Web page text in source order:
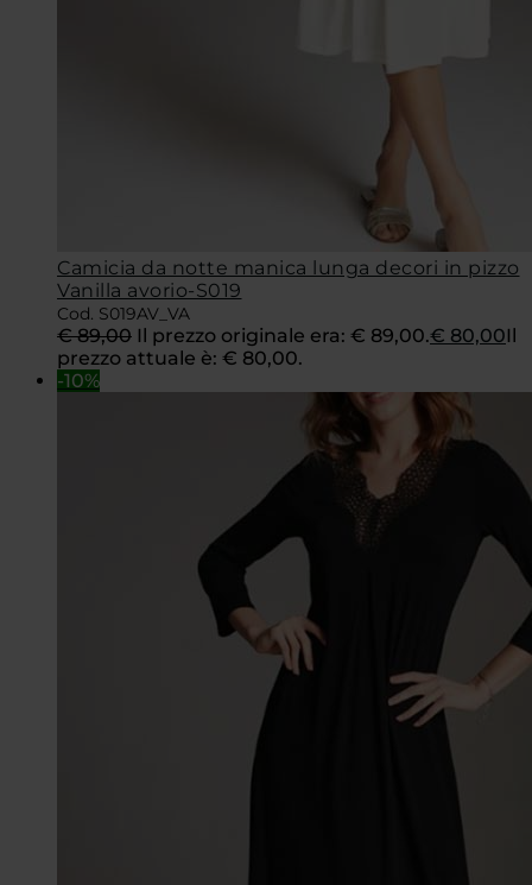
Camicia da notte manica lunga decori in pizzo
Vanilla avorio-S019
Cod. S019AV_VA
€89,00 Il prezzo originale era: € 89,00.€ 80,00Il
prezzo attuale è: € 80,00.
-10%